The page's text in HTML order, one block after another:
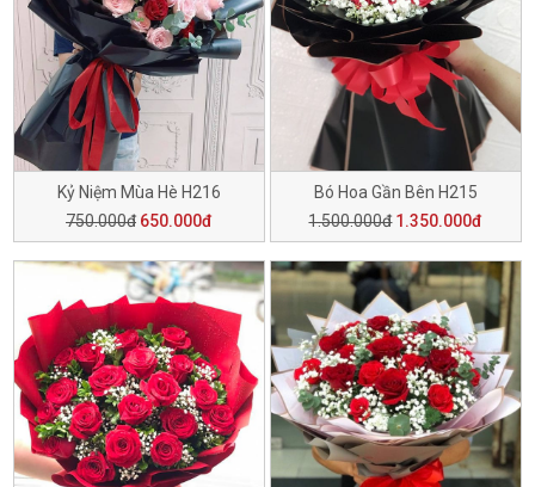
Kỷ Niệm Mùa Hè H216
750.000đ 650.000đ
Bó Hoa Gần Bên H215
1.500.000đ 1.350.000đ